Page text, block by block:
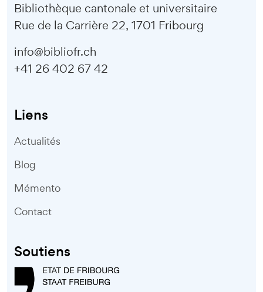
Bibliothèque cantonale et universitaire
Rue de la Carrière 22, 1701 Fribourg
info@bibliofr.ch
+41 26 402 67 42
Liens
Actualités
Blog
Mémento
Contact
Soutiens